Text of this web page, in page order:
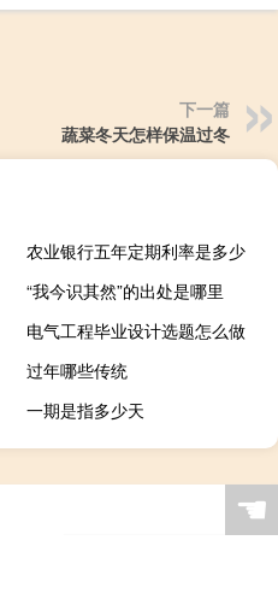
下一篇
蔬菜冬天怎样保温过冬
农业银行五年定期利率是多少
“我今识其然”的出处是哪里
电气工程毕业设计选题怎么做
过年哪些传统
一期是指多少天
☚